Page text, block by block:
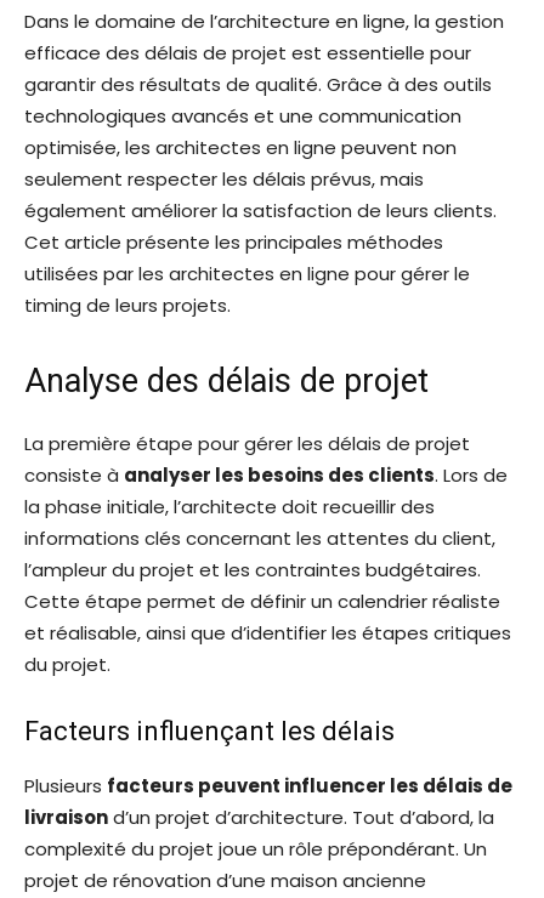
Dans le domaine de l’architecture en ligne, la gestion
efficace des délais de projet est essentielle pour
garantir des résultats de qualité. Grâce à des outils
technologiques avancés et une communication
optimisée, les architectes en ligne peuvent non
seulement respecter les délais prévus, mais
également améliorer la satisfaction de leurs clients.
Cet article présente les principales méthodes
utilisées par les architectes en ligne pour gérer le
timing de leurs projets.
Analyse des délais de projet
La première étape pour gérer les délais de projet
consiste à analyser les besoins des clients. Lors de
la phase initiale, l’architecte doit recueillir des
informations clés concernant les attentes du client,
l’ampleur du projet et les contraintes budgétaires.
Cette étape permet de définir un calendrier réaliste
et réalisable, ainsi que d’identifier les étapes critiques
du projet.
Facteurs influençant les délais
Plusieurs facteurs peuvent influencer les délais de
livraisond’un projet d’architecture. Tout d’abord, la
complexité du projet joue un rôle prépondérant. Un
projet de rénovation d’une maison ancienne